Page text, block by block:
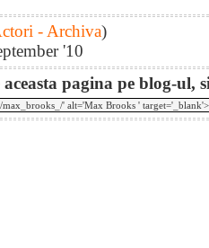
- Archiva)
'10
pagina pe blog-ul,